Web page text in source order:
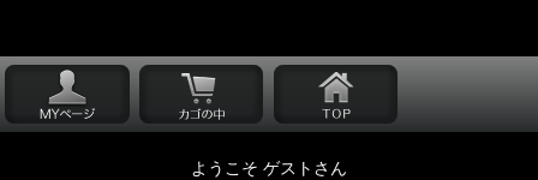
ようこそ ゲストさん